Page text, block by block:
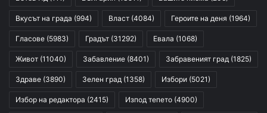
Вкусът на града (994) Власт (4084) Героите на деня (1964)
Гласове (5983) Градът (31292) Евала (1068)
Живот (11040) Забавление (8401) Забравеният град (1825)
Здраве (3890) Зелен град (1358) Избори (5021)
Избор на редактора (2415) Изпод тепето (4900)